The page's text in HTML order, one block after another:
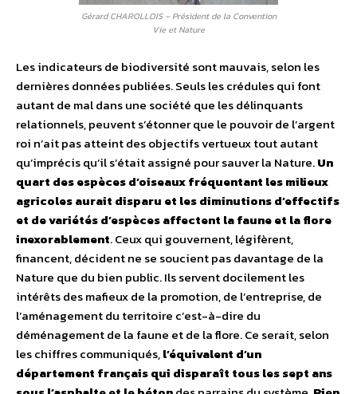
Gérard CHAROLLOIS – Président de la Convention
Vie et Nature
Les indicateurs de biodiversité sont mauvais, selon les
dernières données publiées. Seuls les crédules qui font
autant de mal dans une société que les délinquants
relationnels, peuvent s’étonner que le pouvoir de l’argent
roi n’ait pas atteint des objectifs vertueux tout autant
qu’imprécis qu’il s’était assigné pour sauver la Nature.Un
quart des espèces d’oiseaux fréquentant les milieux
agricoles aurait disparu et les diminutions d’effectifs
et de variétés d’espèces affectent la faune et la flore
inexorablement. Ceux qui gouvernent, légifèrent,
financent, décident ne se soucient pas davantage de la
Nature que du bien public. Ils servent docilement les
intérêts des mafieux de la promotion, de l’entreprise, de
l’aménagement du territoire c’est-à-dire du
déménagement de la faune et de la flore. Ce serait, selon
les chiffres communiqués,l’équivalent d’un
département français qui disparaît tous les sept ans